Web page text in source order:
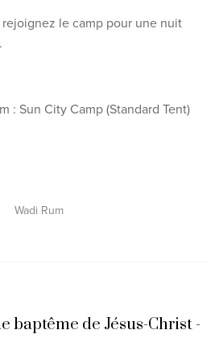
le camp pour une nuit
: Sun City Camp (Standard Tent)
Wadi Rum
baptême de Jésus-Christ -